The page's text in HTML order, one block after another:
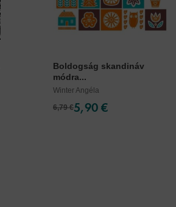
Boldogság skandináv
módra...
Winter Angéla
6,79 €5,90 €